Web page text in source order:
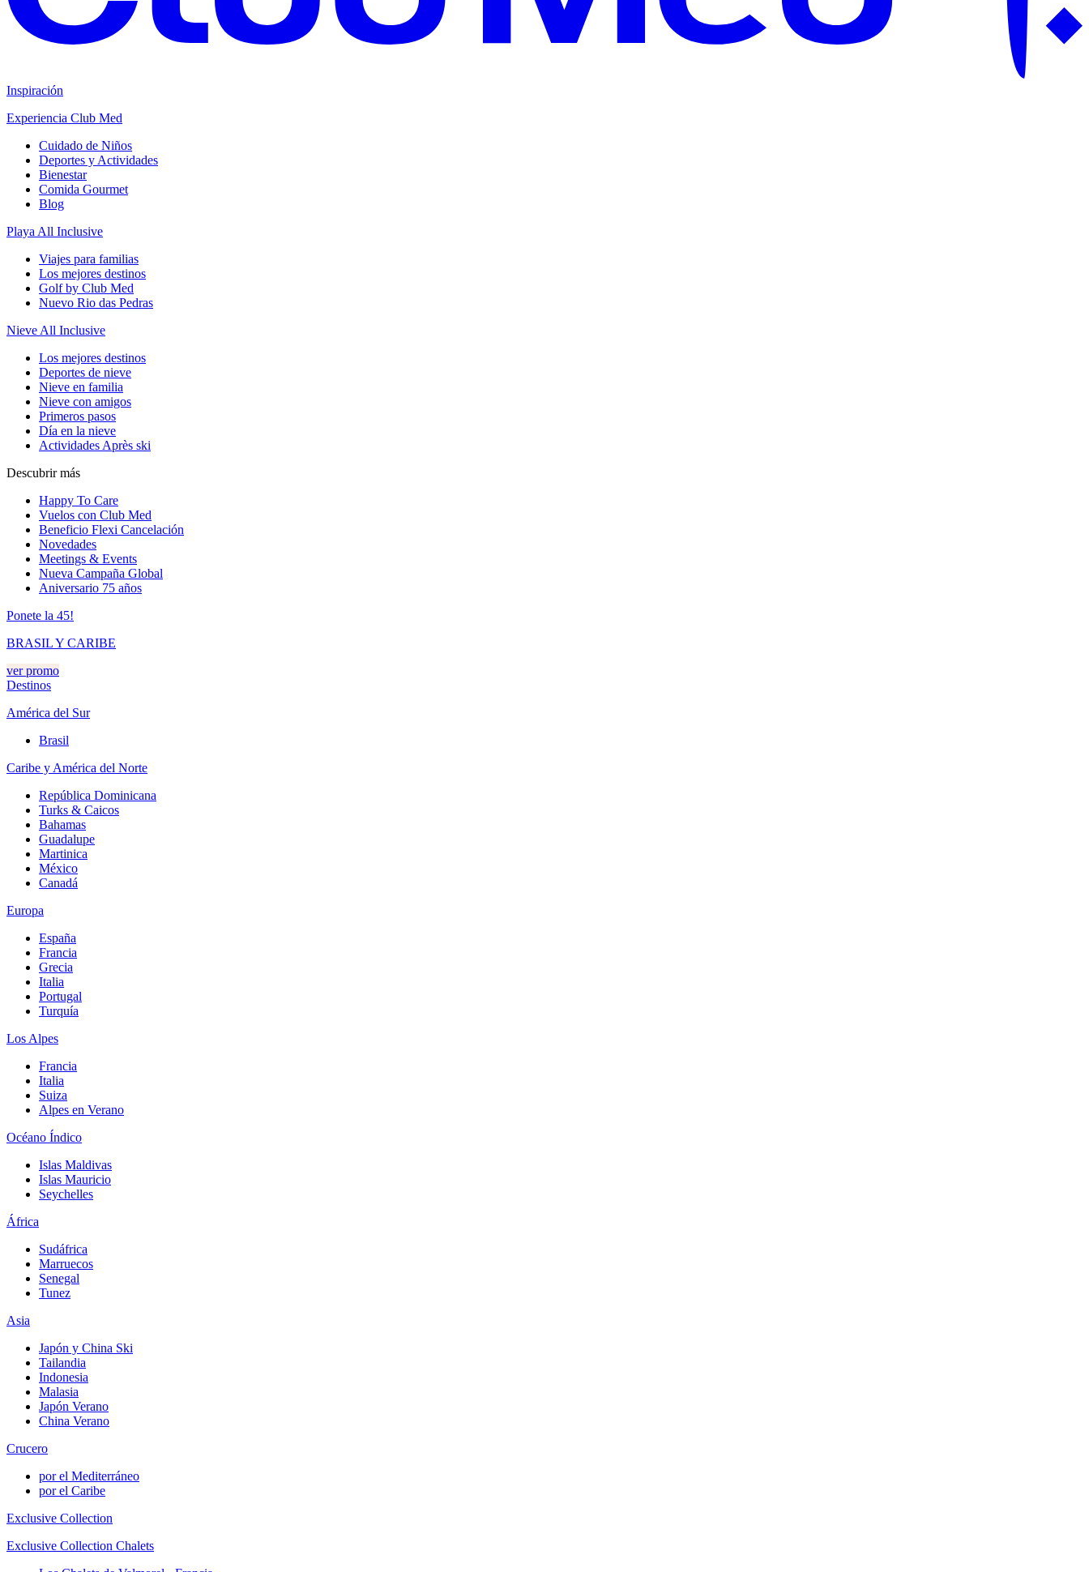
Inspiración
Experiencia Club Med
Cuidado de Niños
Deportes y Actividades
Bienestar
Comida Gourmet
Blog
Playa All Inclusive
Viajes para familias
Los mejores destinos
Golf by Club Med
Nuevo Rio das Pedras
Nieve All Inclusive
Los mejores destinos
Deportes de nieve
Nieve en familia
Nieve con amigos
Primeros pasos
Día en la nieve
Actividades Après ski
Descubrir más
Happy To Care
Vuelos con Club Med
Beneficio Flexi Cancelación
Novedades
Meetings & Events
Nueva Campaña Global
Aniversario 75 años
Ponete la 45!
BRASIL Y CARIBE
ver promo
Destinos
América del Sur
Brasil
Caribe y América del Norte
República Dominicana
Turks & Caicos
Bahamas
Guadalupe
Martinica
México
Canadá
Europa
España
Francia
Grecia
Italia
Portugal
Turquía
Los Alpes
Francia
Italia
Suiza
Alpes en Verano
Océano Índico
Islas Maldivas
Islas Mauricio
Seychelles
África
Sudáfrica
Marruecos
Senegal
Tunez
Asia
Japón y China Ski
Tailandia
Indonesia
Malasia
Japón Verano
China Verano
Crucero
por el Mediterráneo
por el Caribe
Exclusive Collection
Exclusive Collection Chalets